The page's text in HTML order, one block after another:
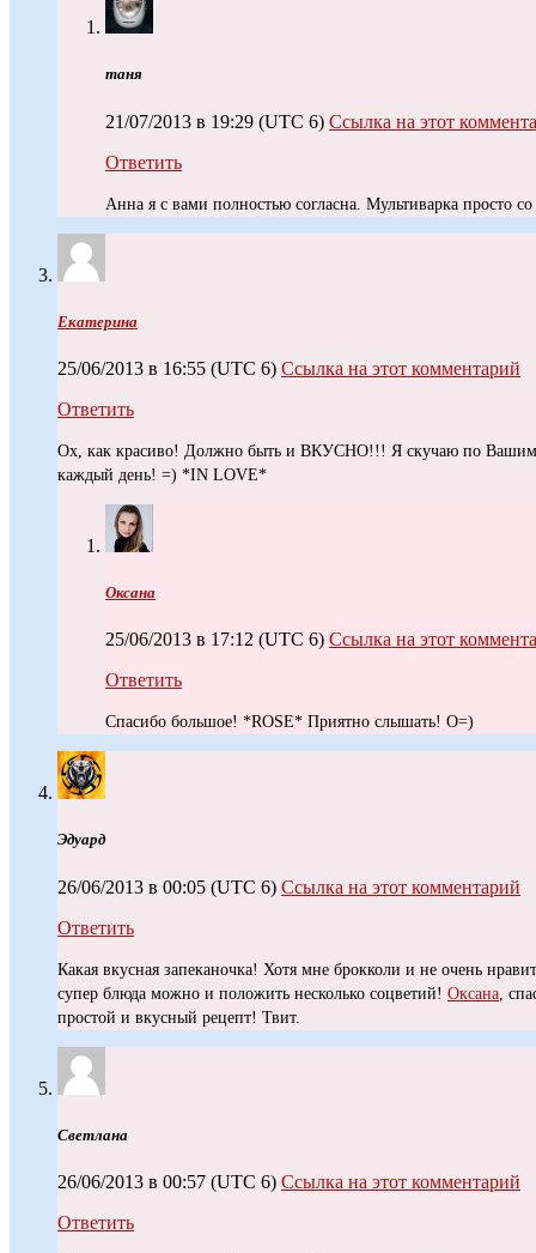
таня
21/07/2013 в 19:29 (UTC 6) Ссылка на этот
Ответить
Анна я с вами полностью согласна. Мультиварка просто со
Екатерина
25/06/2013 в 16:55 (UTC 6) Ссылка на этот комментарий
Ответить
Ох, как красиво! Должно быть и ВКУСНО!!! Я скучаю по
каждый день! =) *IN LOVE*
Оксана
25/06/2013 в 17:12 (UTC 6) Ссылка на этот
Ответить
Спасибо большое! *ROSE* Приятно слышать! O=)
Эдуард
26/06/2013 в 00:05 (UTC 6) Ссылка на этот комментарий
Ответить
Какая вкусная запеканочка! Хотя мне брокколи и не очень
супер блюда можно и положить несколько соцветий! Оксана ,
простой и вкусный рецепт! Твит.
Светлана
26/06/2013 в 00:57 (UTC 6) Ссылка на этот комментарий
Ответить